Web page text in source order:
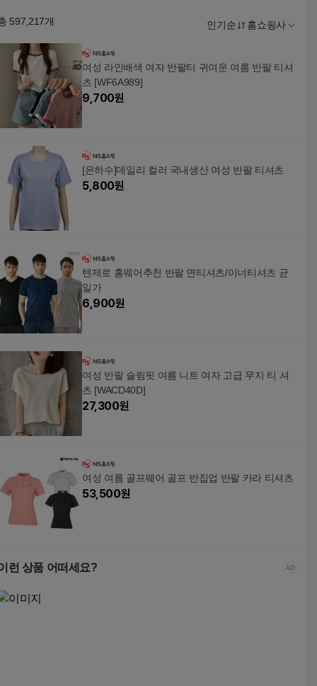
597,217개 인기순 홈쇼핑사
여성 라인배색 여자 반팔티 귀여운 여름 반팔 티셔
츠 [WF6A989]
9,700원
[은하수]데일리 컬러 국내생산 여성 반팔 티셔츠
5,800원
텐제로 홈웨어추천 반팔 면티셔츠/이너티셔츠 균
일가
6,900원
여성 반팔 슬림핏 여름 니트 여자 고급 무지 티 셔
츠 [WACD40D]
27,300원
여성 여름 골프웨어 골프 반집업 반팔 카라 티셔츠
53,500원
런 상품 어떠세요?